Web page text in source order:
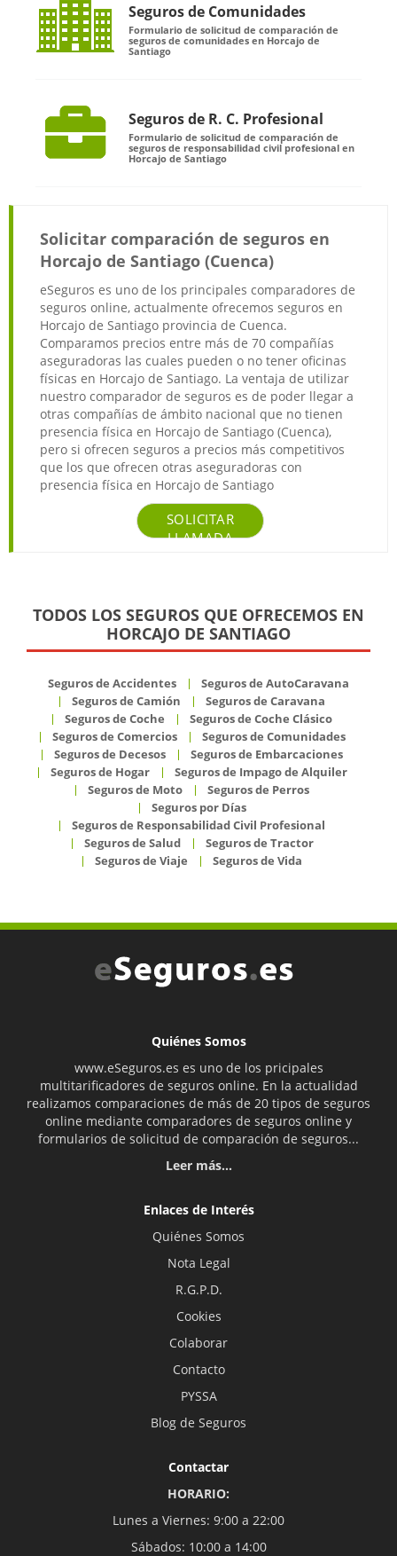
Seguros de Comunidades
Formulario de solicitud de comparación de
seguros de comunidades en Horcajo de
Santiago
Seguros de R. C. Profesional
Formulario de solicitud de comparación de
seguros de responsabilidad civil profesional en
Horcajo de Santiago
Solicitar comparación de seguros en
Horcajo de Santiago (Cuenca)
eSeguros es uno de los principales comparadores de
seguros online, actualmente ofrecemos seguros en
Horcajo de Santiago provincia de Cuenca.
Comparamos precios entre más de 70 compañías
aseguradoras las cuales pueden o no tener oficinas
físicas en Horcajo de Santiago. La ventaja de utilizar
nuestro comparador de seguros es de poder llegar a
otras compañías de ámbito nacional que no tienen
presencia física en Horcajo de Santiago (Cuenca),
pero si ofrecen seguros a precios más competitivos
que los que ofrecen otras aseguradoras con
presencia física en Horcajo de Santiago
SOLICITAR
LLAMADA
TODOS LOS SEGUROS QUE OFRECEMOS EN
HORCAJO DE SANTIAGO
Seguros de Accidentes
Seguros de AutoCaravana
Seguros de Camión
Seguros de Caravana
Seguros de Coche
Seguros de Coche Clásico
Seguros de Comercios
Seguros de Comunidades
Seguros de Decesos
Seguros de Embarcaciones
Seguros de Hogar
Seguros de Impago de Alquiler
Seguros de Moto
Seguros de Perros
Seguros por Días
Seguros de Responsabilidad Civil Profesional
Seguros de Salud
Seguros de Tractor
Seguros de Viaje
Seguros de Vida
Quiénes Somos
www.eSeguros.es es uno de los pricipales
multitarificadores de seguros online. En la actualidad
realizamos comparaciones de más de 20 tipos de seguros
online mediante comparadores de seguros online y
formularios de solicitud de comparación de seguros...
Leer más...
Enlaces de Interés
Quiénes Somos
Nota Legal
R.G.P.D.
Cookies
Colaborar
Contacto
PYSSA
Blog de Seguros
Contactar
HORARIO:
Lunes a Viernes: 9:00 a 22:00
Sábados: 10:00 a 14:00